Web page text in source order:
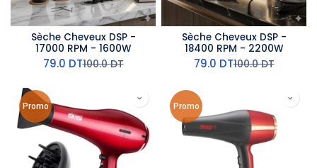
Sèche Cheveux DSP -
17000 RPM - 1600W
79.0 DT100.0DT
Sèche Cheveux DSP -
18400 RPM - 2200W
79.0 DT100.0DT
Promo Promo